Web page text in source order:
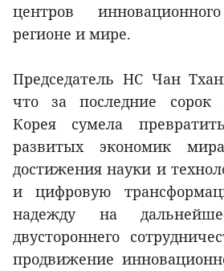
центров
регионе и мире.
Председатель НС Чан
что за последние сорок
Корея сумела
развитых экономик
достижения науки и
и цифровую
надежду на
двустороннего
продвижение